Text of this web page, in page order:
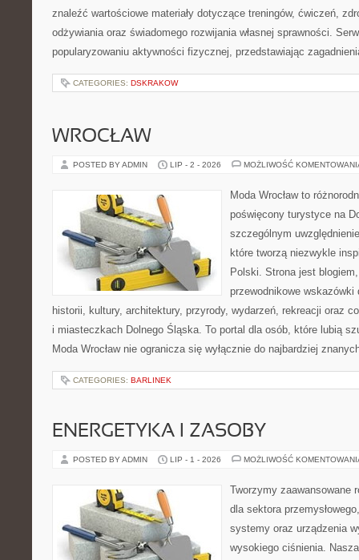
znaleźć wartościowe materiały dotyczące treningów, ćwiczeń,
odżywiania oraz świadomego rozwijania własnej sprawności.
popularyzowaniu aktywności fizycznej, przedstawiając
CATEGORIES: DSKRAKOW
WROCŁAW
POSTED BY ADMIN LIP - 2 - 2026 MOŻLIWOŚĆ
Moda Wrocław to
poświęcony turystyce na
szczególnym
które tworzą niezwykle
Polski. Strona jest
przewodnikowe
historii, kultury, architektury, przyrody, wydarzeń, rekreacji oraz
i miasteczkach Dolnego Śląska. To portal dla osób, które lubią
Moda Wrocław nie ogranicza się wyłącznie do najbardziej
CATEGORIES: BARLINEK
ENERGETYKA I ZASOBY
POSTED BY ADMIN LIP - 1 - 2026 MOŻLIWOŚĆ
Tworzymy zaawansowane
dla sektora
systemy oraz urządzenia
wysokiego ciśnienia.